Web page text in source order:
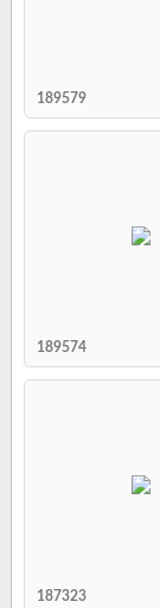
189579
189574
187323